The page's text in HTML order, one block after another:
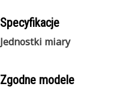
Specyfikacje
Jednostki miary
Zgodne modele